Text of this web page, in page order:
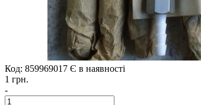
Код: 859969017 Є в наявності
1 грн.
-